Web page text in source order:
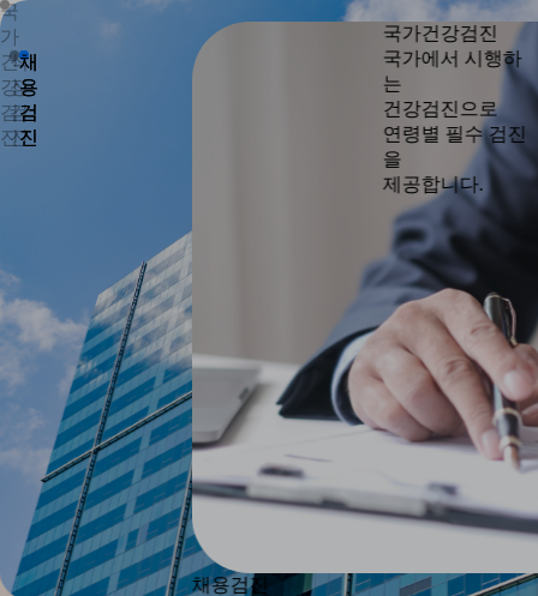
국
가
건
강
검
진
직
장
검
진
채
용
검
진
국
가
건
강
검
진
직
장
검
진
채
용
검
진
채용검진
국가건강검진
국가에서 시행하
는
건강검진으로
연령별 필수 검진
을
제공합니다.